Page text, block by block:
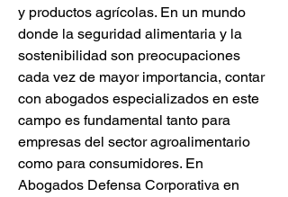
y productos agrícolas. En un mundo
donde la seguridad alimentaria y la
sostenibilidad son preocupaciones
cada vez de mayor importancia, contar
con abogados especializados en este
campo es fundamental tanto para
empresas del sector agroalimentario
como para consumidores. En
Abogados Defensa Corporativa en